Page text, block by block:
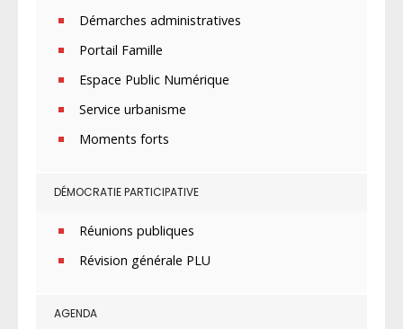
Démarches administratives
Portail Famille
Espace Public Numérique
Service urbanisme
Moments forts
DÉMOCRATIE PARTICIPATIVE
Réunions publiques
Révision générale PLU
AGENDA